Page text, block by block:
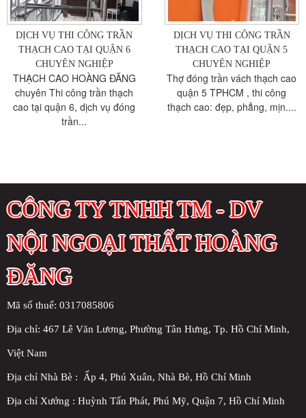
DỊCH VỤ THI CÔNG TRẦN
THẠCH CAO TẠI QUẬN 6
CHUYÊN NGHIỆP
THẠCH CAO HOÀNG ĐĂNG
chuyên Thi công trần thạch
cao tại quận 6, dịch vụ đóng
trần...
DỊCH VỤ THI CÔNG TRẦN
THẠCH CAO TẠI QUẬN 5
CHUYÊN NGHIỆP
Thợ đóng trần vách thạch cao
quận 5 TPHCM , thi công
thạch cao: đẹp, phẳng, mịn....
CÔNG TY TNHH TM - DV
NỘI NGOẠI THẤT HOÀNG
ĐĂNG
Mã số thuế: 0317085806
Địa chỉ: 467 Lê Văn Lương, Phường Tân Hưng, Tp. Hồ Chí Minh,
Việt Nam
Địa chỉ Nhà Bè : Ấp 4, Phú Xuân, Nhà Bè, Hồ Chí Minh
Địa chỉ Xưởng : Huỳnh Tấn Phát, Phú Mỹ, Quận 7, Hồ Chí Minh